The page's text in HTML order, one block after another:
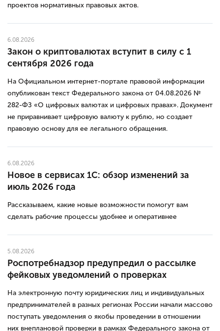
проектов нормативных правовых актов.
6.08.2026
Закон о криптовалютах вступит в силу с 1
сентября 2026 года
На Официальном интернет-портале правовой информации
опубликован текст Федерального закона от 04.08.2026 №
282-ФЗ «О цифровых валютах и цифровых правах». Документ
не приравнивает цифровую валюту к рублю, но создает
правовую основу для ее легального обращения.
6.08.2026
Новое в сервисах 1С: обзор изменений за
июль 2026 года
Рассказываем, какие новые возможности помогут вам
сделать рабочие процессы удобнее и оперативнее
5.08.2026
Роспотребнадзор предупредил о рассылке
фейковых уведомлений о проверках
На электронную почту юридических лиц и индивидуальных
предпринимателей в разных регионах России начали массово
поступать уведомления о якобы проведении в отношении
них внеплановой проверки в рамках Федерального закона от